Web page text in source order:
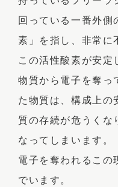
回っている一番外側
素」を指し、非常に
この活性酸素が安
物質から電子を奪っ
た物質は、構成上の
質の存続が危うくな
なってしまいます。
電子を奪われるこの
でいます。